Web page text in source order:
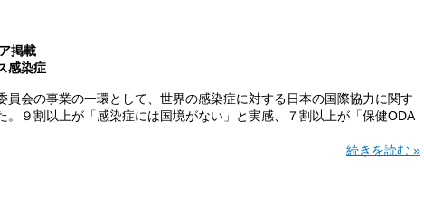
掲載
感染症
員会の事業の一環として、世界の感染症に対する日本の国際協力に関す
。９割以上が「感染症には国境がない」と実感、７割以上が「保健ODA
続きを読む »